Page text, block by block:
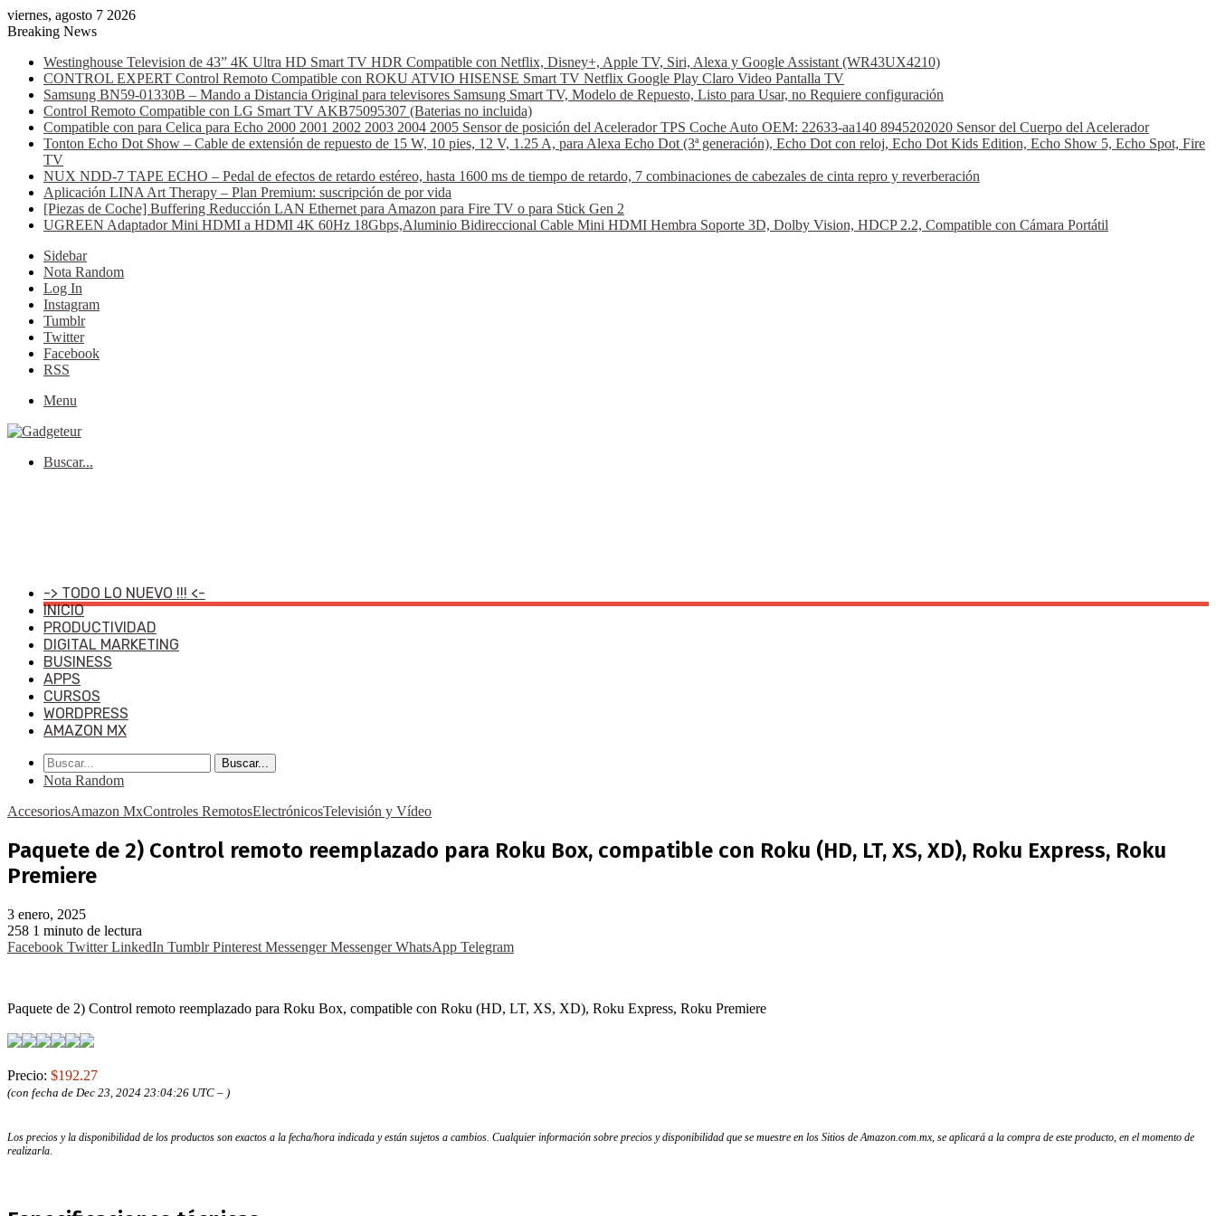
viernes, agosto 7 2026
Breaking News
Westinghouse Television de 43” 4K Ultra HD Smart TV HDR Compatible con Netflix, Disney+, Apple TV, Siri, Alexa y Google Assistant (WR43UX4210)
CONTROL EXPERT Control Remoto Compatible con ROKU ATVIO HISENSE Smart TV Netflix Google Play Claro Video Pantalla TV
Samsung BN59-01330B – Mando a Distancia Original para televisores Samsung Smart TV, Modelo de Repuesto, Listo para Usar, no Requiere configuración
Control Remoto Compatible con LG Smart TV AKB75095307 (Baterias no incluida)
Compatible con para Celica para Echo 2000 2001 2002 2003 2004 2005 Sensor de posición del Acelerador TPS Coche Auto OEM: 22633-aa140 8945202020 Sensor del Cuerpo del Acelerador
Tonton Echo Dot Show – Cable de extensión de repuesto de 15 W, 10 pies, 12 V, 1.25 A, para Alexa Echo Dot (3ª generación), Echo Dot con reloj, Echo Dot Kids Edition, Echo Show 5, Echo Spot, Fire
TV
NUX NDD-7 TAPE ECHO – Pedal de efectos de retardo estéreo, hasta 1600 ms de tiempo de retardo, 7 combinaciones de cabezales de cinta repro y reverberación
Aplicación LINA Art Therapy – Plan Premium: suscripción de por vida
[Piezas de Coche] Buffering Reducción LAN Ethernet para Amazon para Fire TV o para Stick Gen 2
UGREEN Adaptador Mini HDMI a HDMI 4K 60Hz 18Gbps,Aluminio Bidireccional Cable Mini HDMI Hembra Soporte 3D, Dolby Vision, HDCP 2.2, Compatible con Cámara Portátil
Sidebar
Nota Random
Log In
Instagram
Tumblr
Twitter
Facebook
RSS
Menu
Buscar...
-> TODO LO NUEVO !!! <-
INICIO
PRODUCTIVIDAD
DIGITAL MARKETING
BUSINESS
APPS
CURSOS
WORDPRESS
AMAZON MX
Buscar...
Nota Random
AccesoriosAmazon MxControles RemotosElectrónicosTelevisión y Vídeo
Paquete de 2) Control remoto reemplazado para Roku Box, compatible con Roku (HD, LT, XS, XD), Roku Express, Roku
Premiere
3 enero, 2025
258 1 minuto de lectura
Facebook Twitter LinkedIn Tumblr Pinterest Messenger Messenger WhatsApp Telegram
Paquete de 2) Control remoto reemplazado para Roku Box, compatible con Roku (HD, LT, XS, XD), Roku Express, Roku Premiere
Precio: $192.27
(con fecha de Dec 23, 2024 23:04:26 UTC – )
Los precios y la disponibilidad de los productos son exactos a la fecha/hora indicada y están sujetos a cambios. Cualquier información sobre precios y disponibilidad que se muestre en los Sitios de Amazon.com.mx, se aplicará a la compra de este producto, en el momento de
realizarla.